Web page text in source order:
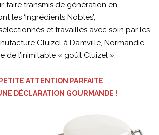
faire transmis de génération en
les ‘Ingrédients Nobles’,
et travaillés avec soin par les
Cluizel à Damville, Normandie,
de l’inimitable « goût Cluizel ».
ATTENTION PARFAITE
DÉCLARATION GOURMANDE !